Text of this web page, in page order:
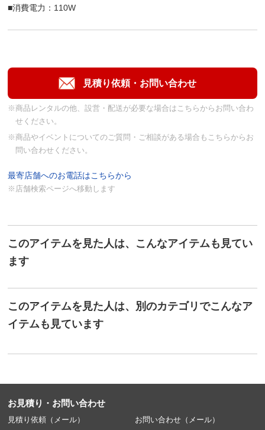
■消費電力：110W
※商品レンタルの他、設営・配送が必要な場合はこちらからお問い合わ
せください。
※商品やイベントについてのご質問・ご相談がある場合もこちらからお
問い合わせください。
最寄店舗へのお電話はこちらから
※店舗検索ページへ移動します
このアイテムを見た人は、こんなアイテムも見てい
ます
このアイテムを見た人は、別のカテゴリでこんなア
イテムも見ています
お見積り・お問い合わせ
見積り依頼（メール）
お問い合わせ（メール）